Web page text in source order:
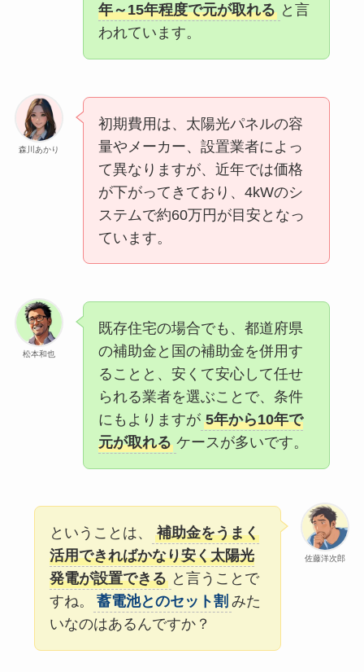
年～15年程度で元が取れる と言
われています。
森川あかり
初期費用は、太陽光パネルの容
量やメーカー、設置業者によっ
て異なりますが、近年では価格
が下がってきており、4kWのシ
ステムで約60万円が目安となっ
ています。
松本和也
既存住宅の場合でも、都道府県
の補助金と国の補助金を併用す
ることと、安くて安心して任せ
られる業者を選ぶことで、条件
にもよりますが 5年から10年で
元が取れる ケースが多いです。
佐藤洋次郎
ということは、
補助金をうまく
活用できればかなり安く太陽光
発電が設置できる と言うことで
すね。
蓄電池とのセット割 みた
いなのはあるんですか？